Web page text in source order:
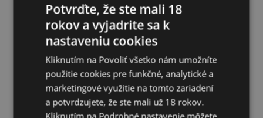
Potvrďte, že ste mali 18
rokov a vyjadrite sa k
nastaveniu cookies
Kliknutím na Povoliť všetko nám umožníte
použitie cookies pre funkčné, analytické a
marketingové využitie na tomto zariadení
a potvrdzujete, že ste mali už 18 rokov.